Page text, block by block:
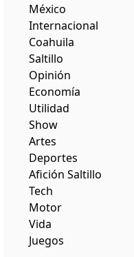
México
Internacional
Coahuila
Saltillo
Opinión
Economía
Utilidad
Show
Artes
Deportes
Afición Saltillo
Tech
Motor
Vida
Juegos